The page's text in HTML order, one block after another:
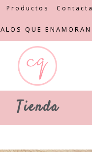
Productos Contacta
QUE ENAMORAN
Tienda